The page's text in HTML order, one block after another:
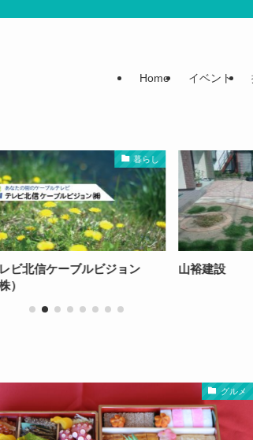
Home イベント
暮らし
ビ北信ケーブルビジョン
）
山裕建設
グルメ